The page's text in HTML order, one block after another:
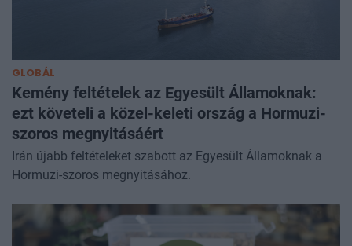
GLOBÁL
Kemény feltételek az Egyesült Államoknak:
ezt követeli a közel-keleti ország a Hormuzi-
szoros megnyitásáért
Irán újabb feltételeket szabott az Egyesült Államoknak a
Hormuzi-szoros megnyitásához.